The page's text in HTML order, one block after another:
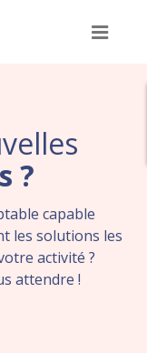
Menu
?
capable
les solutions les
activité ?
attendre !